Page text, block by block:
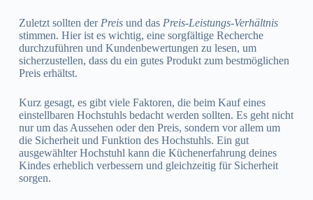
Zuletzt sollten der Preisund das Preis-Leistungs-Verhältnis
stimmen. Hier ist es wichtig, eine sorgfältige Recherche
durchzuführen und Kundenbewertungen zu lesen, um
sicherzustellen, dass du ein gutes Produkt zum bestmöglichen
Preis erhältst.
Kurz gesagt, es gibt viele Faktoren, die beim Kauf eines
einstellbaren Hochstuhls bedacht werden sollten. Es geht nicht
nur um das Aussehen oder den Preis, sondern vor allem um
die Sicherheit und Funktion des Hochstuhls. Ein gut
ausgewählter Hochstuhl kann die Küchenerfahrung deines
Kindes erheblich verbessern und gleichzeitig für Sicherheit
sorgen.